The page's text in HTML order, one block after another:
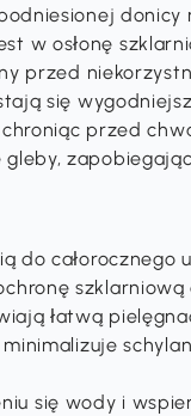
donicy
w osłonę
przed
się
przed
do całorocznego
szklarniową
łatwą
się wody i